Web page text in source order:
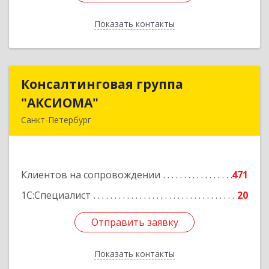
Показать контакты
Назад
Консалтинговая группа
"АКСИОМА"
Санкт-Петербург
Клиентов на сопровождении
471
1С:Специалист
20
Отправить заявку
Показать контакты
Консалтинговая группа
Подробнее
Отправить заявку
Назад